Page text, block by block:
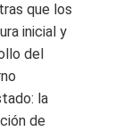
que los
inicial y
del
la
de